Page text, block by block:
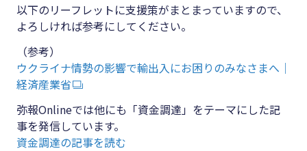
以下のリーフレットに支援策がまとまっていますので、
よろしければ参考にしてください。
（参考）
ウクライナ情勢の影響で輸出入にお困りのみなさまへ｜
経済産業省
弥報Onlineでは他にも「資金調達」をテーマにした記
事を発信しています。
資金調達の記事を読む